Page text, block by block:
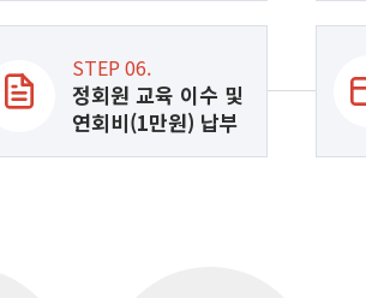
STEP 06.
정회원 교육 이수 및
연회비(1만원) 납부